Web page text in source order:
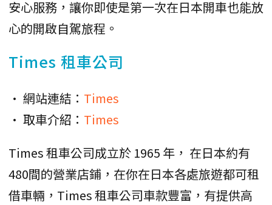
安心服務，讓你即使是第一次在日本開車也能放
心的開啟自駕旅程。
Times 租車公司
• 網站連結： Times
• 取車介紹： Times
Times 租車公司成立於 1965 年， 在日本約有
480間的營業店鋪，在你在日本各處旅遊都可租
借車輛，Times 租車公司車款豐富，有提供高